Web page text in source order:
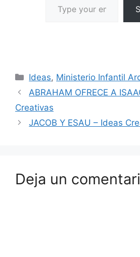
Ideas, Ministerio Infantil
ABRAHAM OFRECE A
Creativas
JACOB Y ESAU – Ideas
Deja un